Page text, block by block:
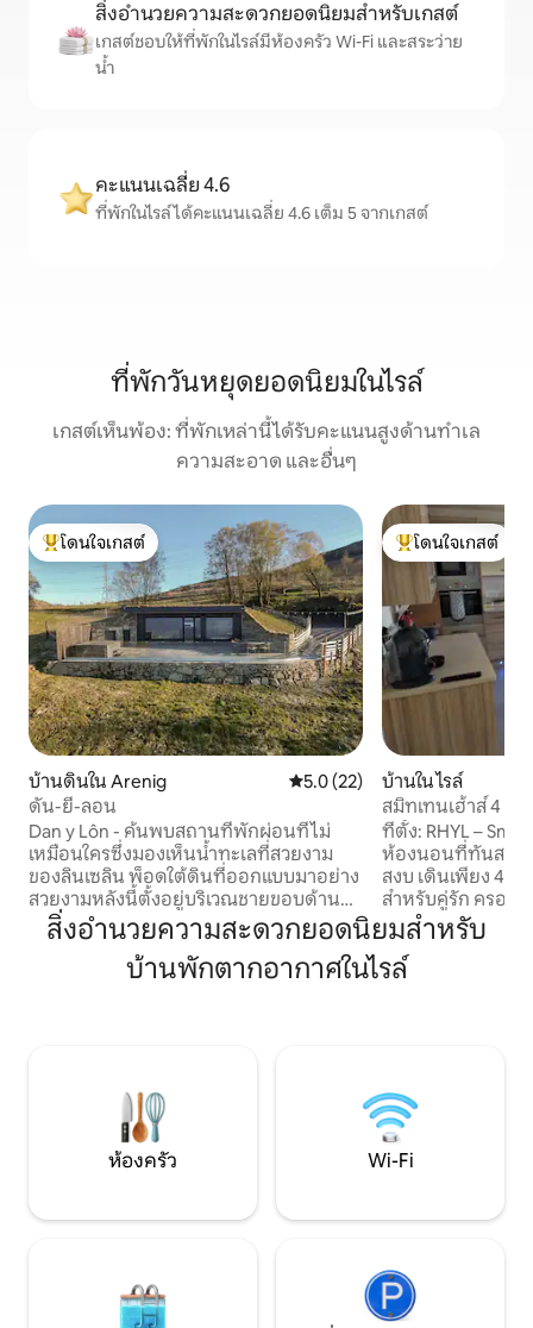
สิ่งอำนวยความสะดวกยอดนิยมสำหรับเกสต์
เกสต์ชอบให้ที่พักในไรล์มีห้องครัว Wi-Fi และสระว่าย
น้ำ
คะแนนเฉลี่ย 4.6
ที่พักในไรล์ได้คะแนนเฉลี่ย 4.6 เต็ม 5 จากเกสต์
ที่พักวันหยุดยอดนิยมในไรล์
เกสต์เห็นพ้อง: ที่พักเหล่านี้ได้รับคะแนนสูงด้านทำเล
ความสะอาด และอื่นๆ
โดนใจเกสต์ที่สุด
โดนใจเกสต์
บ้านดินใน Arenig คะแนนเฉลี่ย 5.0 จาก 5, 22 รีวิว
5.0 (22)
ดัน-ยี-ลอน
Dan y Lôn - ค้นพบสถานที่พักผ่อนที่ไม่
เหมือนใครซึ่งมองเห็นน้ำทะเลที่สวยงาม
ของลินเซลิน พ็อดใต้ดินที่ออกแบบมาอย่าง
สวยงามหลังนี้ตั้งอยู่บริเวณชายขอบด้าน
ตะวันออกของอุทยานแห่งชาติเอรีรี คุณจะ
ได้อยู่ท่ามกลางทิวทัศน์ที่สวยงามน่าทึ่ง โดย
มีเนินเขาและภูเขาที่พร้อมให้คุณออกไป
รับการออกแบบมาเพื่อความสะดวกสบาย
และมีสไตล์ สร้างพื้นที่ที่น่าอยู่เพื่อการพัก
ผ่อนและการเชื่อมโยงกันอีกครั้ง
โดนใจเกสต์ที่สุด
โดนใจเกสต์
บ้านใน ไรล์
สมิทเทนเฮ้าส์ 4 ห้
ที่ตั้ง: RHYL –
ห้องนอนที่ทันสมัย
สงบ เดินเพียง 4 น
สำหรับคู่รัก ครอบ
กำลังสำรวจเวลส์
ครอบครัว + ห้อง
ในตัว ห้องพักสำห
เตียงเด็กอ่อน) ผู้เ
อายุต่ำกว่า 1 ขวบ
เช็กเอาท์ 10:00 น.
สิ่งอำนวยความสะดวกยอดนิยมสำหรับ
บ้านพักตากอากาศในไรล์
ห้องครัว Wi-Fi